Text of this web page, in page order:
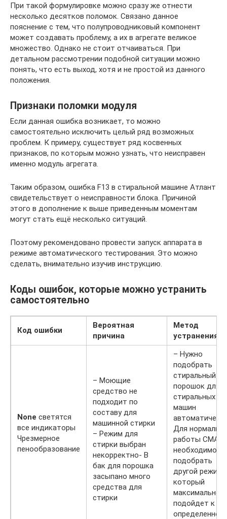
При такой формулировке можно сразу же отнести
несколько десятков поломок. Связано данное
пояснение с тем, что полупроводниковый компонент
может создавать проблему, а их в агрегате великое
множество. Однако не стоит отчаиваться. При
детальном рассмотрении подобной ситуации можно
понять, что есть выход, хотя и не простой из данного
положения.
Признаки поломки модуля
Если данная ошибка возникает, то можно
самостоятельно исключить целый ряд возможных
проблем. К примеру, существует ряд косвенных
признаков, по которым можно узнать, что неисправен
именно модуль агрегата.
Таким образом, ошибка F13 в стиральной машине Атлант
свидетельствует о неисправности блока. Причиной
этого в дополнение к выше приведенным моментам
могут стать ещё несколько ситуаций.
Поэтому рекомендовано провести запуск аппарата в
режиме автоматического тестирования. Это можно
сделать, внимательно изучив инструкцию.
Коды ошибок, которые можно устранить
самостоятельно
Код ошибки
Вероятная
причина
Метод
устранения
None светятся
все индикаторы
Чрезмерное
пенообразование
– Моющие
средство не
подходит по
составу для
машинной стирки
– Режим для
стирки выбран
некорректно- В
бак для порошка
засыпано много
средства для
стирки
– Нужно
подобрать
стиральный
порошок для
стиральных
машин
Для
работы СМА
необходимо
подобрать
другой режим,
который
максимально
подойдет к